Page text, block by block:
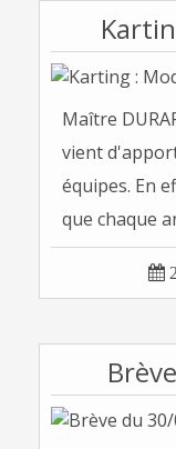
Maître
vient
équipes. En
que chaque
